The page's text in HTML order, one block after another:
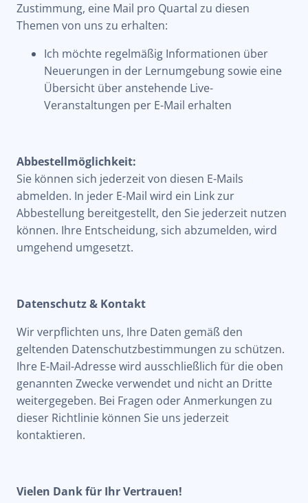
Zustimmung, eine Mail pro Quartal zu diesen
Themen von uns zu erhalten:
Ich möchte regelmäßig Informationen über
Neuerungen in der Lernumgebung sowie eine
Übersicht über anstehende Live-
Veranstaltungen per E-Mail erhalten
Abbestellmöglichkeit:
Sie können sich jederzeit von diesen E-Mails
abmelden. In jeder E-Mail wird ein Link zur
Abbestellung bereitgestellt, den Sie jederzeit nutzen
können. Ihre Entscheidung, sich abzumelden, wird
umgehend umgesetzt.
Datenschutz & Kontakt
Wir verpflichten uns, Ihre Daten gemäß den
geltenden Datenschutzbestimmungen zu schützen.
Ihre E-Mail-Adresse wird ausschließlich für die oben
genannten Zwecke verwendet und nicht an Dritte
weitergegeben. Bei Fragen oder Anmerkungen zu
dieser Richtlinie können Sie uns jederzeit
kontaktieren.
Vielen Dank für Ihr Vertrauen!